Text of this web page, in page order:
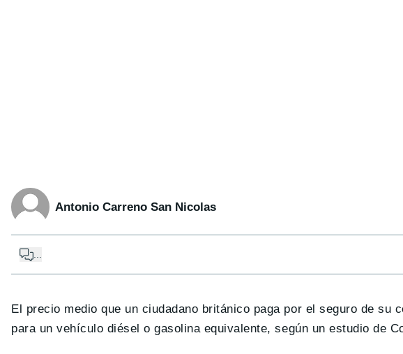
Antonio Carreno San Nicolas
El precio medio que un ciudadano británico paga por el seguro de su
para un vehículo diésel o gasolina equivalente, según un estudio de